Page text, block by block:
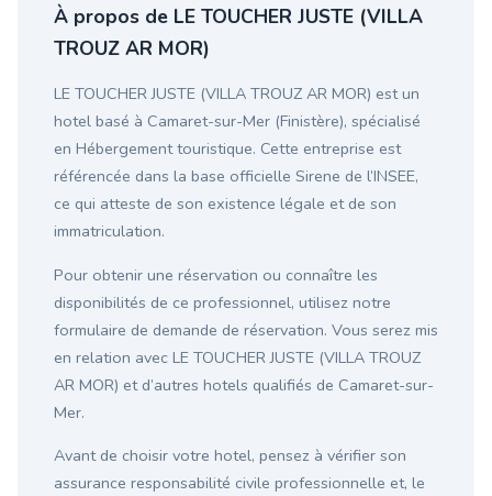
À propos de LE TOUCHER JUSTE (VILLA
TROUZ AR MOR)
LE TOUCHER JUSTE (VILLA TROUZ AR MOR) est un
hotel basé à Camaret-sur-Mer (Finistère), spécialisé
en Hébergement touristique. Cette entreprise est
référencée dans la base officielle Sirene de l’INSEE,
ce qui atteste de son existence légale et de son
immatriculation.
Pour obtenir une réservation ou connaître les
disponibilités de ce professionnel, utilisez notre
formulaire de demande de réservation. Vous serez mis
en relation avec LE TOUCHER JUSTE (VILLA TROUZ
AR MOR) et d’autres hotels qualifiés de Camaret-sur-
Mer.
Avant de choisir votre hotel, pensez à vérifier son
assurance responsabilité civile professionnelle et, le